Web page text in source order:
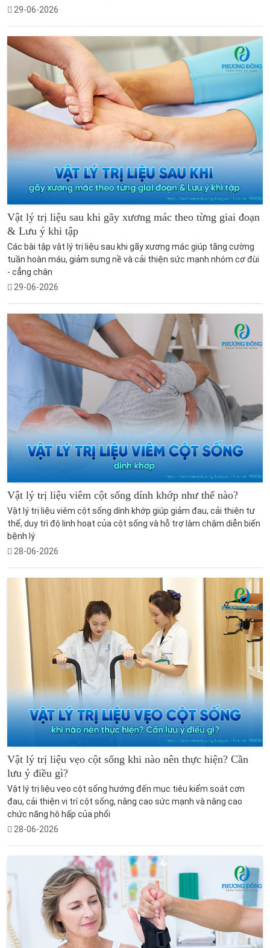
29-06-2026
Vật lý trị liệu sau khi gãy xương mác theo từng giai đoạn
& Lưu ý khi tập
Các bài tập vật lý trị liệu sau khi gãy xương mác giúp tăng cường
tuần hoàn máu, giảm sưng nề và cải thiện sức mạnh nhóm cơ đùi
- cẳng chân
29-06-2026
Vật lý trị liệu viêm cột sống dính khớp như thế nào?
Vật lý trị liệu viêm cột sống dính khớp giúp giảm đau, cải thiện tư
thế, duy trì độ linh hoạt của cột sống và hỗ trợ làm chậm diễn biến
bệnh lý
28-06-2026
Vật lý trị liệu vẹo cột sống khi nào nên thực hiện? Cần
lưu ý điều gì?
Vật lý trị liệu vẹo cột sống hướng đến mục tiêu kiểm soát cơn
đau, cải thiện vị trí cột sống, nâng cao sức mạnh và nâng cao
chức năng hô hấp của phổi
28-06-2026